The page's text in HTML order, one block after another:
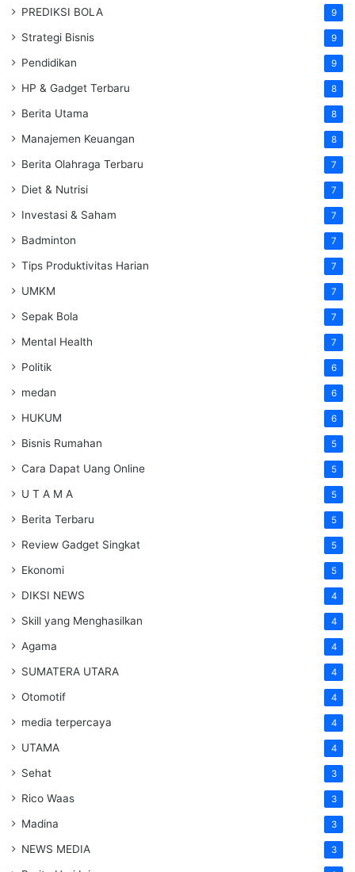
PREDIKSI BOLA 9
Strategi Bisnis 9
Pendidikan 9
HP & Gadget Terbaru 8
Berita Utama 8
Manajemen Keuangan 8
Berita Olahraga Terbaru 7
Diet & Nutrisi 7
Investasi & Saham 7
Badminton 7
Tips Produktivitas Harian 7
UMKM 7
Sepak Bola 7
Mental Health 7
Politik 6
medan 6
HUKUM 6
Bisnis Rumahan 5
Cara Dapat Uang Online 5
U T A M A 5
Berita Terbaru 5
Review Gadget Singkat 5
Ekonomi 5
DIKSI NEWS 4
Skill yang Menghasilkan 4
Agama 4
SUMATERA UTARA 4
Otomotif 4
media terpercaya 4
UTAMA 4
Sehat 3
Rico Waas 3
Madina 3
NEWS MEDIA 3